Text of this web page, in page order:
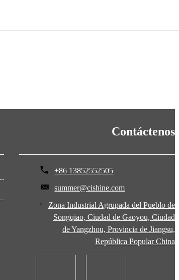
Contáctenos
+86 13852552505
summer@cishine.com
Zona Industrial Agrupada del Pueblo de
Songqiao, Ciudad de Gaoyou, Ciudad
de Yangzhou, Provincia de Jiangsu,
República Popular China